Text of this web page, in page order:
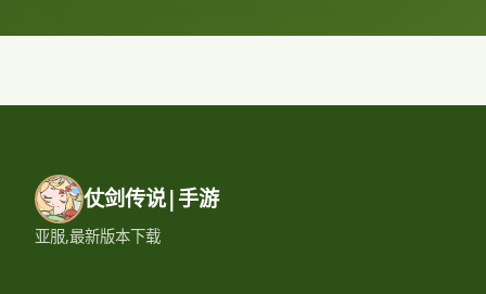
仗剑传说|手游
亚服,最新版本下载